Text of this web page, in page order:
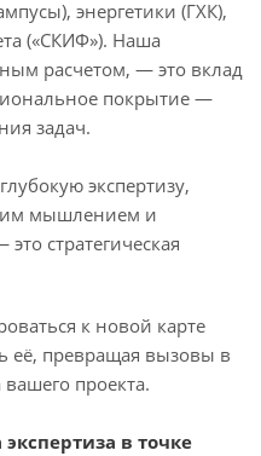
энергетики (ГХК),
(«СКИФ»). Наша
расчетом, — это вклад
покрытие —
задач.
экспертизу,
мышлением и
стратегическая
к новой карте
её, превращая вызовы в
проекта.
в точке